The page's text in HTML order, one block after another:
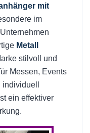
mit
im
Metall
stilvoll und
Messen, Events
ein effektiver